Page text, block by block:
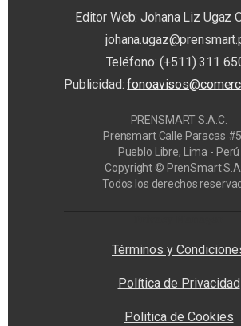
Editor Web: Johana Liz Ugaz
Teléfono: (+511) 311
Publicidad:
PRENSMART S.A.C.
Prensmart Calle Paracas
Pueblo Libre, Lima - Perú
Copyright © PrenSmart
Todos los derechos
Términos y
Política de Privacidad
Politica de Cookies